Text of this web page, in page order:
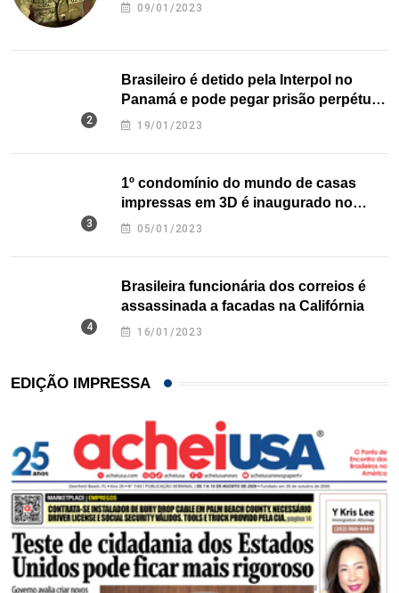
09/01/2023
Brasileiro é detido pela Interpol no
Panamá e pode pegar prisão perpétua
nos EUA
19/01/2023
1º condomínio do mundo de casas
impressas em 3D é inaugurado no
Texas
05/01/2023
Brasileira funcionária dos correios é
assassinada a facadas na Califórnia
16/01/2023
EDIÇÃO IMPRESSA